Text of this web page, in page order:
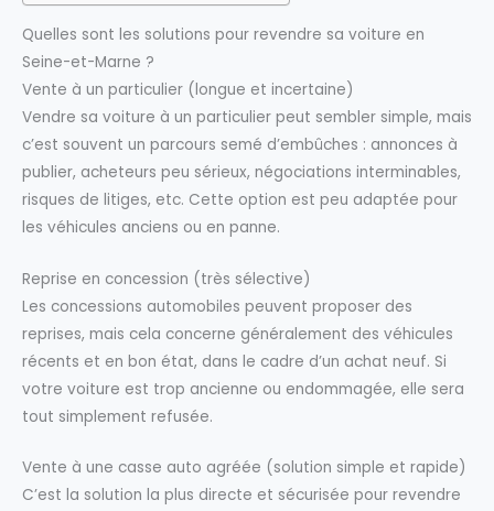
Quelles sont les solutions pour revendre sa voiture en
Seine-et-Marne ?
Vente à un particulier (longue et incertaine)
Vendre sa voiture à un particulier peut sembler simple, mais
c’est souvent un parcours semé d’embûches : annonces à
publier, acheteurs peu sérieux, négociations interminables,
risques de litiges, etc. Cette option est peu adaptée pour
les véhicules anciens ou en panne.
Reprise en concession (très sélective)
Les concessions automobiles peuvent proposer des
reprises, mais cela concerne généralement des véhicules
récents et en bon état, dans le cadre d’un achat neuf. Si
votre voiture est trop ancienne ou endommagée, elle sera
tout simplement refusée.
Vente à une casse auto agréée (solution simple et rapide)
C’est la solution la plus directe et sécurisée pour revendre